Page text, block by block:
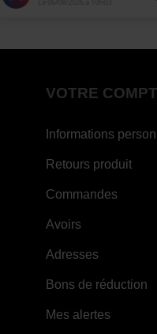
VOTRE
Informations
Retours produit
Commandes
Avoirs
Adresses
Bons de réduction
Mes alertes